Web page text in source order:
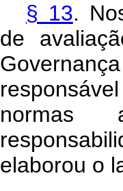
§ 13.
de
normas
elaborou o